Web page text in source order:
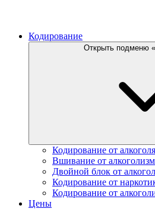
Кодирование
Открыть подменю
Кодирование от
Вшивание от
Двойной блок от
Кодирование от
Кодирование от
Цены